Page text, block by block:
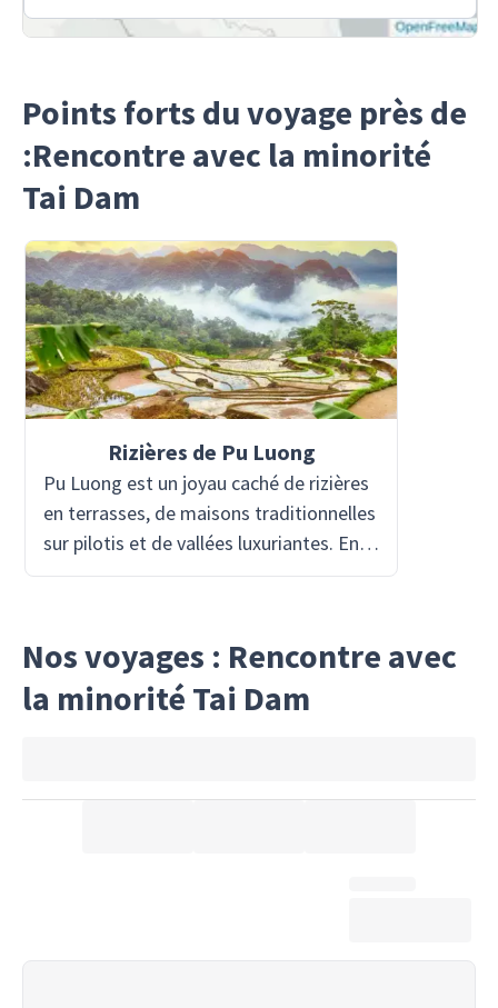
Points forts du voyage près de
:Rencontre avec la minorité
Tai Dam
Rizières de Pu Luong
Pu Luong est un joyau caché de rizières
en terrasses, de maisons traditionnelles
sur pilotis et de vallées luxuriantes. En
parcourant ses paysages, vous
vie rurale vietnamienne, loin de la foule.
Nos voyages : Rencontre avec
la minorité Tai Dam